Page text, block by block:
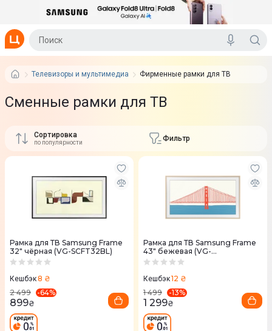
Телевизоры и мультимедиа Фирменные рамки для ТВ
Сменные рамки для ТВ
Сортировка
по популярности Фильтр
Рамка для ТВ Samsung Frame
32" чёрная (VG-SCFT32BL)
Кешбэк8 ₴
2 499
-64%
899₴
Рамка для ТВ Samsung Frame
43" бежевая (VG-
SCFA43BEBRU)
Кешбэк12 ₴
1 499
-13%
1 299₴